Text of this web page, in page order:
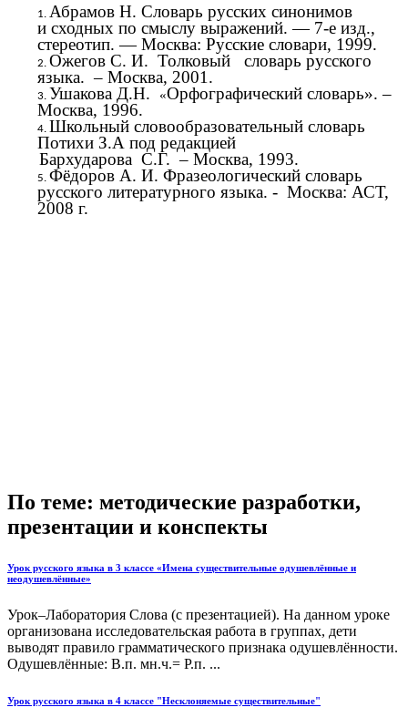
Абрамов Н. Словарь русских синонимов
и сходных по смыслу выражений. — 7-е изд.,
стереотип. — Москва: Русские словари, 1999.
Ожегов С. И. Толковый
словарь русского
языка. – Москва, 2001.
Ушакова Д.Н.
«Орфографический словарь». –
Москва, 1996.
Школьный словообразовательный словарь
Потихи З.А под редакцией
Бархударова С.Г. – Москва, 1993.
Фёдоров А. И. Фразеологический словарь
русского литературного языка. - Москва: АСТ,
2008 г.
По теме: методические разработки,
презентации и конспекты
Урок русского языка в 3 классе «Имена существительные одушевлённые и
неодушевлённые»
Урок–Лаборатория Слова (с презентацией). На данном уроке
организована исследовательская работа в группах, дети
выводят правило грамматического признака одушевлённости.
Одушевлённые: В.п. мн.ч.= Р.п. ...
Урок русского языка в 4 классе "Несклоняемые существительные"